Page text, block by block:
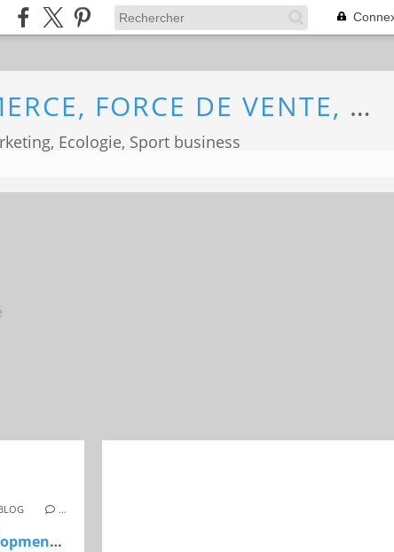
ECONOMIE, MARKETING, COMMERCE, FORCE DE VENTE, ECOLOGIE
Ecologie, Sport business
…
Morocco's Stadium Development Budget for 2025 and 2030